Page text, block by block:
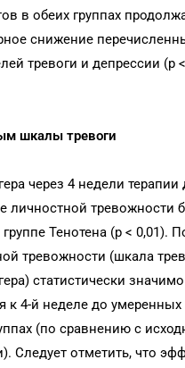
в обеих группах
снижение
тревоги и депрессии (p
шкалы тревоги
через 4 недели терапии
личностной тревожности
Тенотена (p < 0,01).
тревожности (шкала
статистически
к 4-й неделе до умеренных
(по сравнению с
Следует отметить, что